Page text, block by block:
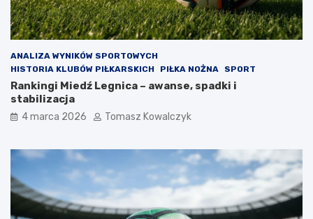
ANALIZA WYNIKÓW SPORTOWYCH
HISTORIA KLUBÓW PIŁKARSKICH
PIŁKA NOŻNA SPORT
Rankingi Miedź Legnica – awanse, spadki i
stabilizacja
4 marca 2026 Tomasz Kowalczyk